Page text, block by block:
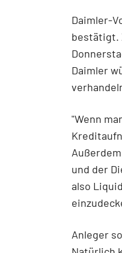
Daimler-
bestätigt.
Daimler
"Wenn
und der
also
Anleger